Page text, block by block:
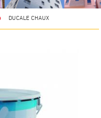
> DUCALE CHAUX